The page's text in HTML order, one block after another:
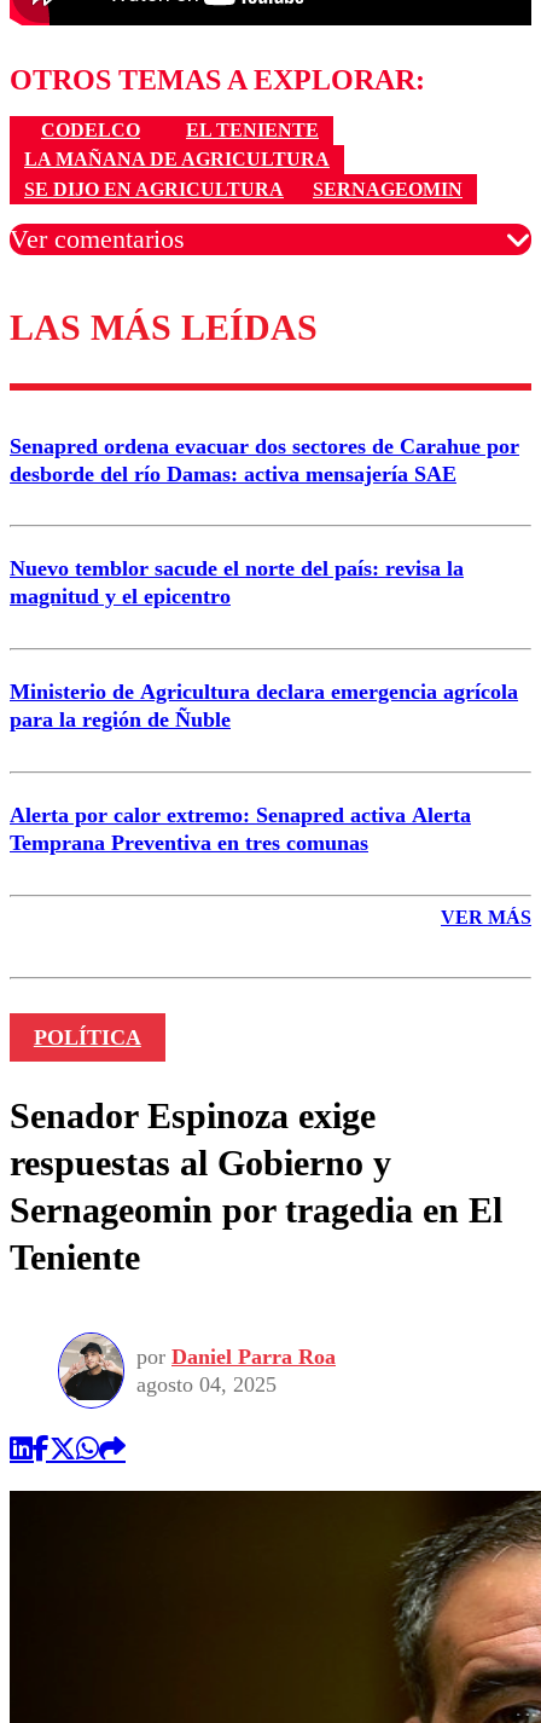
OTROS TEMAS A EXPLORAR:
CODELCO
EL TENIENTE
LA MAÑANA DE AGRICULTURA
SE DIJO EN AGRICULTURA
SERNAGEOMIN
Ver comentarios
Los comentarios son moderados para garantizar un
diálogo respetuoso.
Correo
LAS MÁS LEÍDAS
Senapred ordena evacuar dos sectores de Carahue por
desborde del río Damas: activa mensajería SAE
Nuevo temblor sacude el norte del país: revisa la
magnitud y el epicentro
Ministerio de Agricultura declara emergencia agrícola
para la región de Ñuble
Alerta por calor extremo: Senapred activa Alerta
Temprana Preventiva en tres comunas
VER MÁS
POLÍTICA
Senador Espinoza exige
respuestas al Gobierno y
Sernageomin por tragedia en El
Teniente
por Daniel Parra Roa
agosto 04, 2025